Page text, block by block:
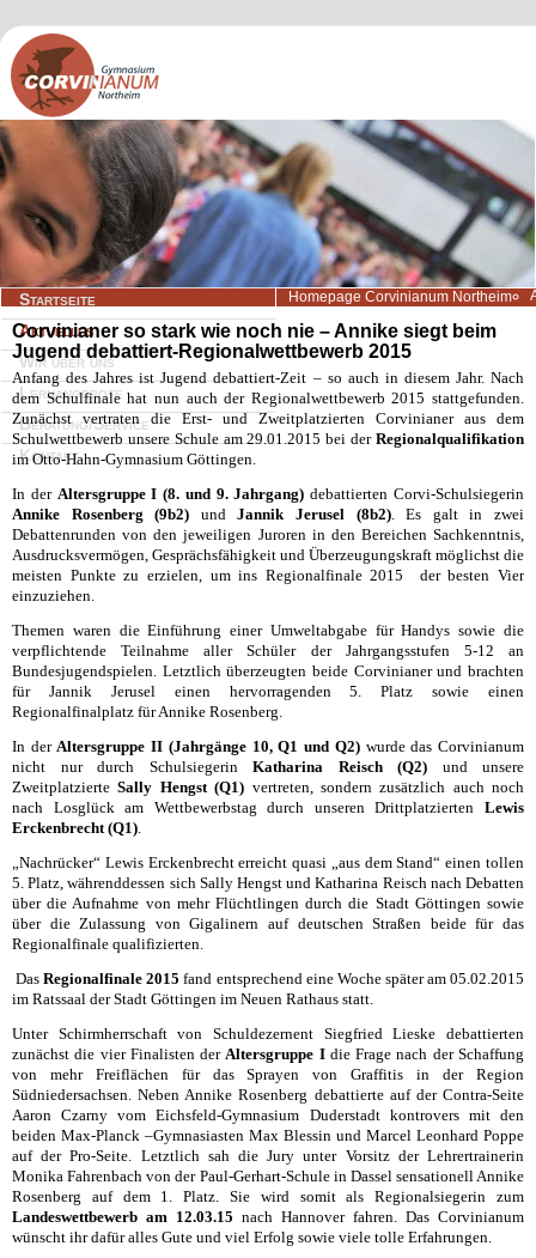
Navigation
überspringen
Startseite
Aktuelles
Wir über uns
Lernangebote
Beratung/Service
Kontakt
Homepage Corvinianum Northeim
Corvinianer so stark wie noch nie – Annike siegt beim
Jugend debattiert-Regionalwettbewerb 2015
Anfang des Jahres ist Jugend debattiert-Zeit – so auch in diesem Jahr. Nach
dem Schulfinale hat nun auch der Regionalwettbewerb 2015 stattgefunden.
Zunächst vertraten die Erst- und Zweitplatzierten Corvinianer aus dem
Schulwettbewerb unsere Schule am 29.01.2015 bei der Regionalqualifikation
im Otto-Hahn-Gymnasium Göttingen.
In der Altersgruppe I (8. und 9. Jahrgang) debattierten Corvi-Schulsiegerin
Annike Rosenberg (9b2) undJannik Jerusel (8b2). Es galt in zwei
Debattenrunden von den jeweiligen Juroren in den Bereichen Sachkenntnis,
Ausdrucksvermögen, Gesprächsfähigkeit und Überzeugungskraft möglichst die
meisten Punkte zu erzielen, um ins Regionalfinale 2015
der besten Vier
einzuziehen.
Themen waren die Einführung einer Umweltabgabe für Handys sowie die
verpflichtende Teilnahme aller Schüler der Jahrgangsstufen 5-12 an
Bundesjugendspielen. Letztlich überzeugten beide Corvinianer und brachten
für Jannik Jerusel einen hervorragenden 5. Platz sowie einen
Regionalfinalplatz für Annike Rosenberg.
In derAltersgruppe II (Jahrgänge 10, Q1 und Q2)wurde das Corvinianum
nicht nur durch Schulsiegerin Katharina Reisch (Q2) und unsere
ZweitplatzierteSally Hengst (Q1) vertreten, sondern zusätzlich auch noch
nach Losglück am Wettbewerbstag durch unseren Drittplatzierten Lewis
Erckenbrecht (Q1).
„Nachrücker“ Lewis Erckenbrecht erreicht quasi „aus dem Stand“ einen tollen
5. Platz, währenddessen sich Sally Hengst und Katharina Reisch nach Debatten
über die Aufnahme von mehr Flüchtlingen durch die Stadt Göttingen sowie
über die Zulassung von Gigalinern auf deutschen Straßen beide für das
Regionalfinale qualifizierten.
DasRegionalfinale 2015 fand entsprechend eine Woche später am 05.02.2015
im Ratssaal der Stadt Göttingen im Neuen Rathaus statt.
Unter Schirmherrschaft von Schuldezernent Siegfried Lieske debattierten
zunächst die vier Finalisten derAltersgruppe Idie Frage nach der Schaffung
von mehr Freiflächen für das Sprayen von Graffitis in der Region
Südniedersachsen. Neben Annike Rosenberg debattierte auf der Contra-Seite
Aaron Czarny vom Eichsfeld-Gymnasium Duderstadt kontrovers mit den
beiden Max-Planck –Gymnasiasten Max Blessin und Marcel Leonhard Poppe
auf der Pro-Seite. Letztlich sah die Jury unter Vorsitz der Lehrertrainerin
Monika Fahrenbach von der Paul-Gerhart-Schule in Dassel sensationell Annike
Rosenberg auf dem 1. Platz. Sie wird somit als Regionalsiegerin zum
Landeswettbewerb am 12.03.15 nach Hannover fahren. Das Corvinianum
wünscht ihr dafür alles Gute und viel Erfolg sowie viele tolle Erfahrungen.